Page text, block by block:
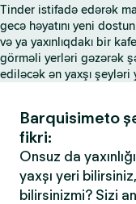
Tinder istifadə edərək
gecə həyatını yeni
və ya yaxınlıqdakı bir
görməli yerləri gəzərək
ediləcək ən yaxşı
Barquisimeto
fikri:
Onsuz da
yaxşı yeri
bilirsinizmi? Sizi